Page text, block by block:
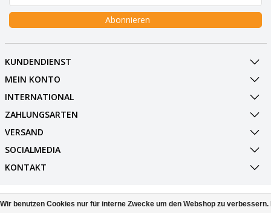
Abonnieren
KUNDENDIENST
MEIN KONTO
INTERNATIONAL
ZAHLUNGSARTEN
VERSAND
SOCIALMEDIA
KONTAKT
© Copyright 2026 BowlingShopEurope
Wir benutzen Cookies nur für interne Zwecke um den Webshop zu